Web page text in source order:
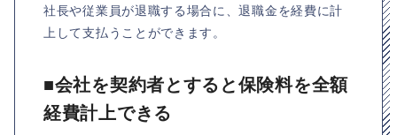
社長や従業員が退職する場合に、退職金を経費に計
上して支払うことができます。
■会社を契約者とすると保険料を全額
経費計上できる